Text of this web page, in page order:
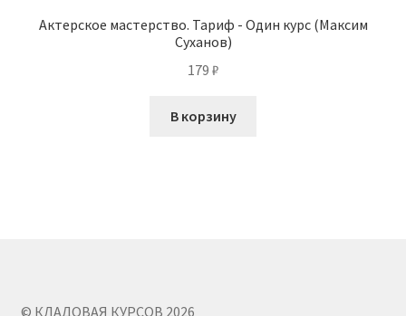
Актерское мастерство. Тариф - Один курс (Максим
Суханов)
179 ₽
В корзину
© КЛАДОВАЯ КУРСОВ 2026